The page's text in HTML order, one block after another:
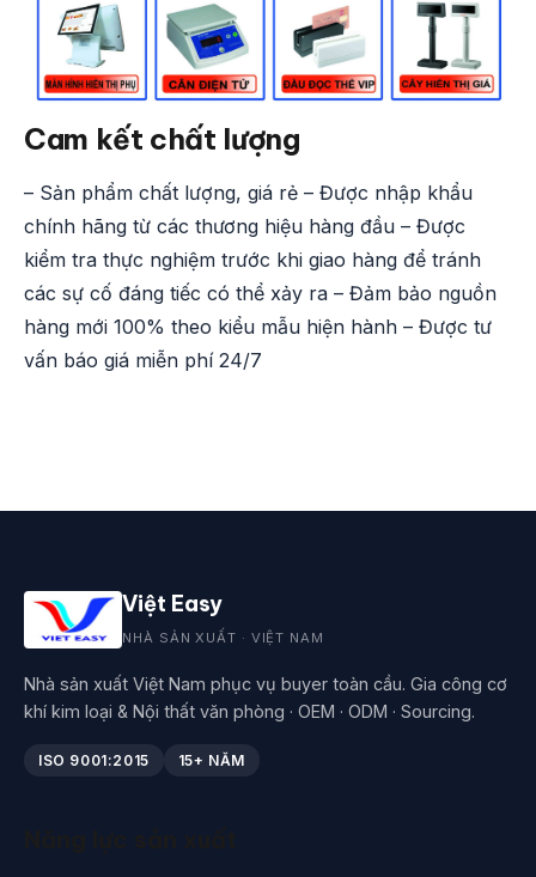
Cam kết chất lượng
– Sản phẩm chất lượng, giá rẻ – Được nhập khẩu
chính hãng từ các thương hiệu hàng đầu – Được
kiểm tra thực nghiệm trước khi giao hàng để tránh
các sự cố đáng tiếc có thể xảy ra – Đảm bảo nguồn
hàng mới 100% theo kiểu mẫu hiện hành – Được tư
vấn báo giá miễn phí 24/7
Việt Easy
NHÀ SẢN XUẤT · VIỆT NAM
Nhà sản xuất Việt Nam phục vụ buyer toàn cầu. Gia công cơ
khí kim loại & Nội thất văn phòng · OEM · ODM · Sourcing.
ISO 9001:2015 15+ NĂM